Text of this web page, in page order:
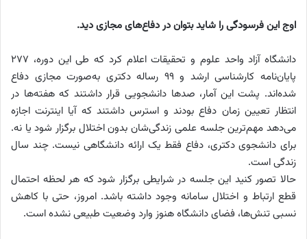
اوج این فرسودگی را شاید بتوان در دفاع‌های مجازی دید.
دانشگاه آزاد واحد علوم و تحقیقات اعلام کرد که طی این دوره، ۲۷۷
پایان‌نامه کارشناسی ارشد و ۹۹ رساله دکتری به‌صورت مجازی دفاع
شده‌اند. پشت این آمار، صدها دانشجویی قرار داشتند که هفته‌ها در
انتظار تعیین زمان دفاع بودند و استرس داشتند که آیا اینترنت اجازه
می‌دهد مهم‌ترین جلسه علمی زندگی‌شان بدون اختلال برگزار شود یا نه.
برای دانشجوی دکتری، دفاع فقط یک ارائه دانشگاهی نیست. چند سال
زندگی است.
حالا تصور کنید این جلسه در شرایطی برگزار شود که هر لحظه احتمال
قطع ارتباط و اختلال سامانه وجود داشته باشد. امروز، حتی با کاهش
نسبی تنش‌ها، فضای دانشگاه هنوز وارد وضعیت طبیعی نشده است.